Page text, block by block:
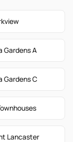
Gardens A
Gardens C
Lancaster